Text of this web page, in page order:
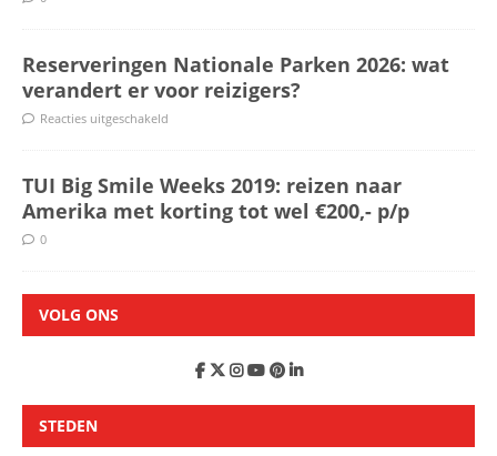
Reserveringen Nationale Parken 2026: wat
verandert er voor reizigers?
Reacties uitgeschakeld
TUI Big Smile Weeks 2019: reizen naar
Amerika met korting tot wel €200,- p/p
0
VOLG ONS
STEDEN